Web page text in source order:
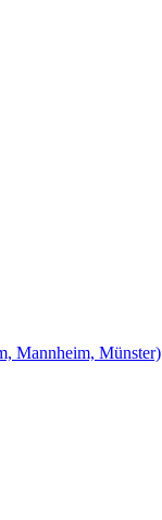
Mannheim, Münster)